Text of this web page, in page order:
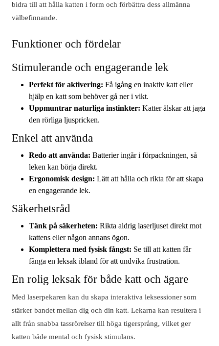
bidra till att hålla katten i form och förbättra dess allmänna
välbefinnande.
Funktioner och fördelar
Stimulerande och engagerande lek
Perfekt för aktivering: Få igång en inaktiv katt eller
hjälp en katt som behöver gå ner i vikt.
Uppmuntrar naturliga instinkter: Katter älskar att jaga
den rörliga ljuspricken.
Enkel att använda
Redo att använda: Batterier ingår i förpackningen, så
leken kan börja direkt.
Ergonomisk design: Lätt att hålla och rikta för att skapa
en engagerande lek.
Säkerhetsråd
Tänk på säkerheten: Rikta aldrig laserljuset direkt mot
kattens eller någon annans ögon.
Komplettera med fysisk fångst: Se till att katten får
fånga en leksak ibland för att undvika frustration.
En rolig leksak för både katt och ägare
Med laserpekaren kan du skapa interaktiva leksessioner som
stärker bandet mellan dig och din katt. Lekarna kan resultera i
allt från snabba tassrörelser till höga tigersprång, vilket ger
katten både mental och fysisk stimulans.